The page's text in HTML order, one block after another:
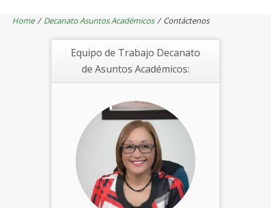
Home / Decanato Asuntos Académicos / Contáctenos
Equipo de Trabajo Decanato
de Asuntos Académicos: